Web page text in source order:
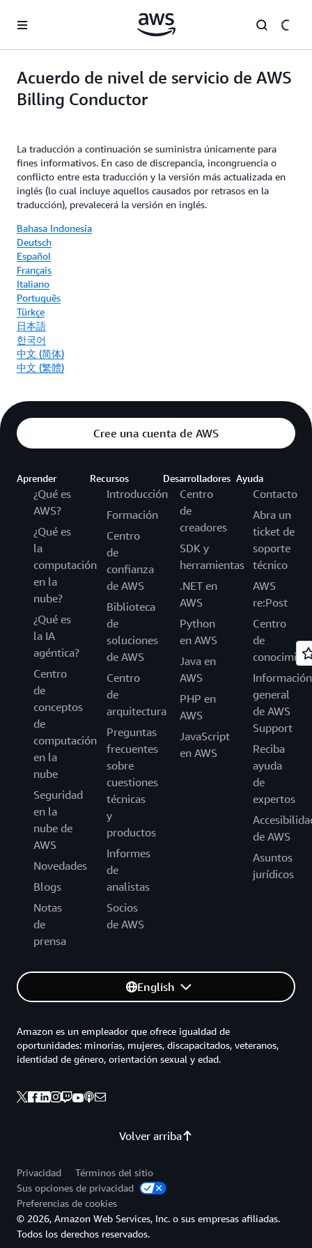
Acuerdo de nivel de servicio de AWS
Billing Conductor
La traducción a continuación se suministra únicamente para
fines informativos. En caso de discrepancia, incongruencia o
conflicto entre esta traducción y la versión más actualizada en
inglés (lo cual incluye aquellos causados por retrasos en la
traducción), prevalecerá la versión en inglés.
Bahasa Indonesia
Deutsch
Español
Français
Italiano
Português
Türkçe
日本語
한국어
中文 (简体)
中文 (繁體)
Cree una cuenta de AWS
Aprender
¿Qué es
AWS?
¿Qué es
la
computación
en la
nube?
¿Qué es
la IA
agéntica?
Centro
de
conceptos
de
computación
en la
nube
Seguridad
en la
nube de
AWS
Novedades
Blogs
Notas
de
prensa
Recursos
Introducción
Formación
Centro
de
confianza
de AWS
Biblioteca
de
soluciones
de AWS
Centro
de
arquitectura
Preguntas
frecuentes
sobre
cuestiones
técnicas
y
productos
Informes
de
analistas
Socios
de AWS
Desarrolladores
Centro
de
creadores
SDK y
herramientas
.NET en
AWS
Python
en AWS
Java en
AWS
PHP en
AWS
JavaScript
en AWS
Ayuda
Contacto
Abra un
ticket de
soporte
técnico
AWS
re:Post
Centro
de
Información
general
de AWS
Support
Reciba
ayuda
de
expertos
de AWS
Asuntos
jurídicos
English
Volver arriba
Amazon es un empleador que ofrece igualdad de
oportunidades: minorías, mujeres, discapacitados, veteranos,
identidad de género, orientación sexual y edad.
Privacidad
Términos del sitio
Sus opciones de privacidad
Preferencias de cookies
© 2026, Amazon Web Services, Inc. o sus empresas afiliadas.
Todos los derechos reservados.